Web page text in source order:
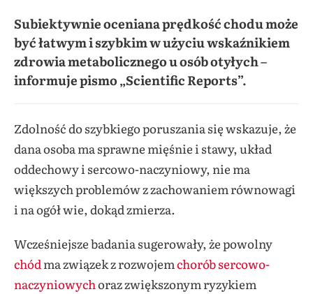
Subiektywnie oceniana prędkość chodu może
być łatwym i szybkim w użyciu wskaźnikiem
zdrowia metabolicznego u osób otyłych –
informuje pismo „Scientific Reports”.
Zdolność do szybkiego poruszania się wskazuje, że
dana osoba ma sprawne mięśnie i stawy, układ
oddechowy i sercowo-naczyniowy, nie ma
większych problemów z zachowaniem równowagi
i na ogół wie, dokąd zmierza.
Wcześniejsze badania sugerowały, że powolny
chód ma związek z rozwojemchorób sercowo-
naczyniowychoraz zwiększonym ryzykiem